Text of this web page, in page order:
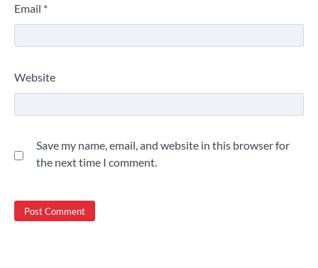
Email *
Website
Save my name, email, and website in this browser for
the next time I comment.